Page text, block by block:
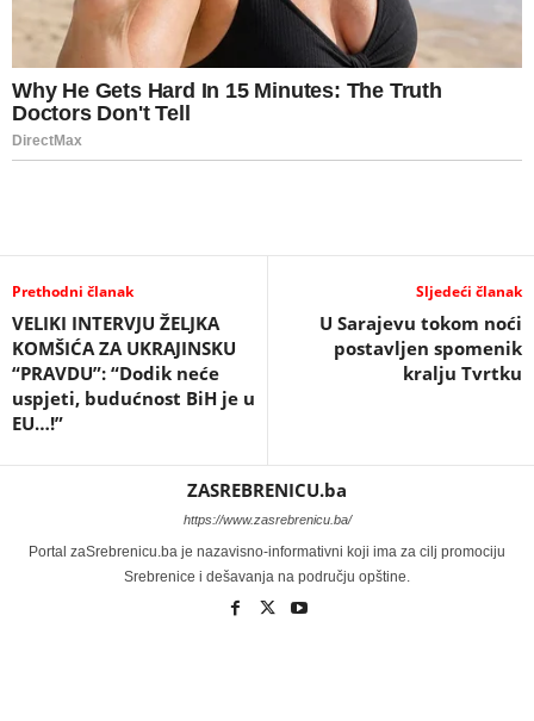
Prethodni članak
VELIKI INTERVJU ŽELJKA
KOMŠIĆA ZA UKRAJINSKU
“PRAVDU”: “Dodik neće
uspjeti, budućnost BiH je u
EU…!”
Sljedeći članak
U Sarajevu tokom noći
postavljen spomenik
kralju Tvrtku
ZASREBRENICU.ba
https://www.zasrebrenicu.ba/
Portal zaSrebrenicu.ba je nazavisno-informativni koji ima za cilj promociju
Srebrenice i dešavanja na području opštine.